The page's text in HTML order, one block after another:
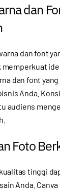
dan
dan font
dan font
Anda.
audiens
Foto
tinggi
Anda.